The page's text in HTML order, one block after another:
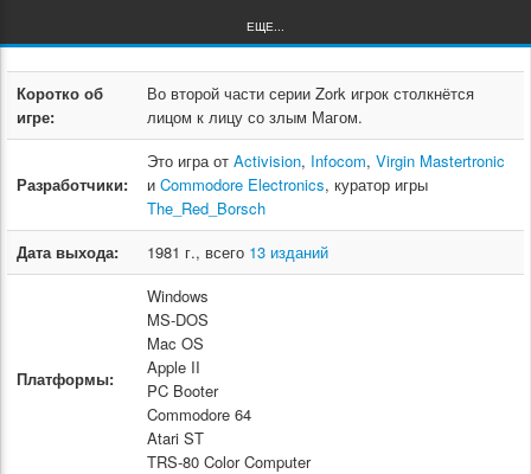
ЕЩЕ...
Коротко об
игре:
Во второй части серии Zork игрок столкнётся
лицом к лицу со злым Магом.
Разработчики:
Это игра от Activision, Infocom, Virgin Mastertronic
и Commodore Electronics, куратор игры
The_Red_Borsch
Дата выхода:
1981 г., всего 13 изданий
Платформы:
Windows
MS-DOS
Mac OS
Apple II
PC Booter
Commodore 64
Atari ST
TRS-80 Color Computer